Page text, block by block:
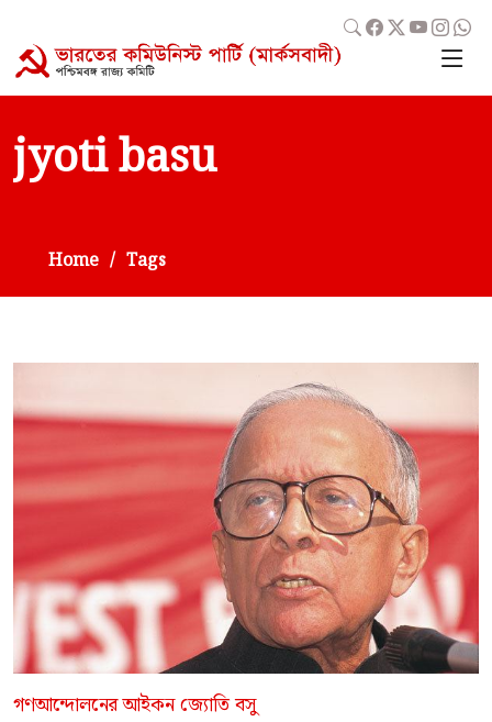
jyoti basu
Home Tags
গণআন্দোলনের আইকন জ্যোতি বসু